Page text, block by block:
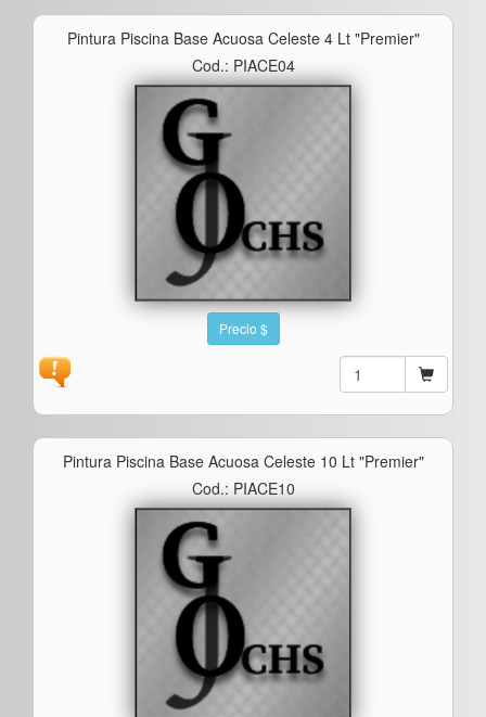
Pintura Piscina Base Acuosa Celeste 4 Lt "premier"
Cod.: PIACE04
Precio $
Pintura Piscina Base Acuosa Celeste 10 Lt "premier"
Cod.: PIACE10